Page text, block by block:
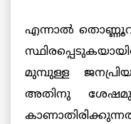
എന്നാല്‍
മുമ്പുള്ള
അതിനു